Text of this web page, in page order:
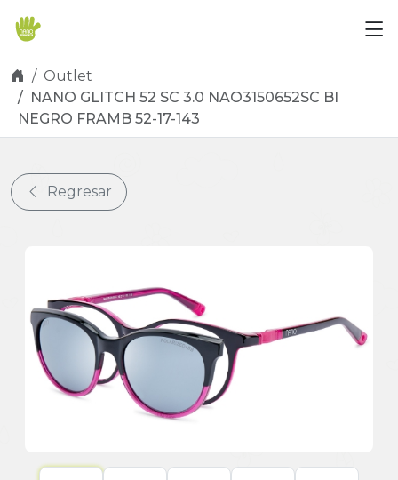
Outlet
NANO GLITCH 52 SC 3.0 NAO3150652SC BI
NEGRO FRAMB 52-17-143
Regresar